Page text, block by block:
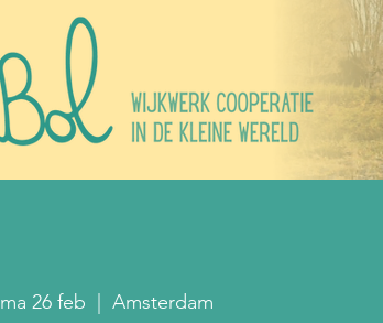
ma 26 feb Amsterdam